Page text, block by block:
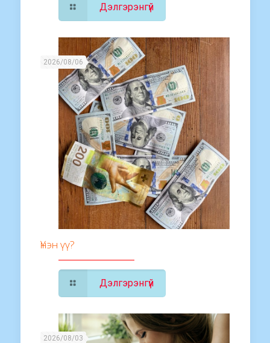
Дэлгэрэнгүй
2026/08/06
Үнэн үү?
Дэлгэрэнгүй
2026/08/03